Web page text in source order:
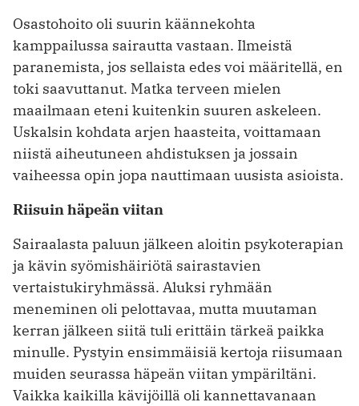
Osastohoito oli suurin käännekohta
kamppailussa sairautta vastaan. Ilmeistä
paranemista, jos sellaista edes voi määritellä, en
toki saavuttanut. Matka terveen mielen
maailmaan eteni kuitenkin suuren askeleen.
Uskalsin kohdata arjen haasteita, voittamaan
niistä aiheutuneen ahdistuksen ja jossain
vaiheessa opin jopa nauttimaan uusista asioista.
Riisuin häpeän viitan
Sairaalasta paluun jälkeen aloitin psykoterapian
ja kävin syömishäiriötä sairastavien
vertaistukiryhmässä. Aluksi ryhmään
meneminen oli pelottavaa, mutta muutaman
kerran jälkeen siitä tuli erittäin tärkeä paikka
minulle. Pystyin ensimmäisiä kertoja riisumaan
muiden seurassa häpeän viitan ympäriltäni.
Vaikka kaikilla kävijöillä oli kannettavanaan